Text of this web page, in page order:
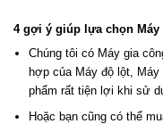
4 gợi ý giúp lựa chọn
Chúng tôi có Máy gia
hợp của Máy độ lột,
phẩm rất tiện lợi khi sử
Hoặc bạn cũng có thể